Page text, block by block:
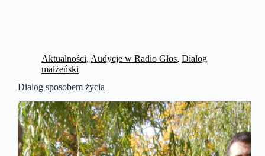
Aktualności, Audycje w Radio Głos, Dialog
małżeński
Dialog sposobem życia